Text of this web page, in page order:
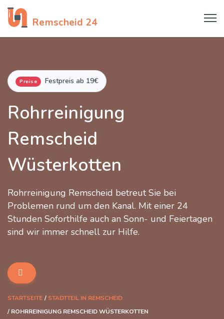
Remscheid 24
Preise Festpreis ab 19€
Rohrreinigung
Remscheid
Wüsterkotten
Rohrreinigung Remscheid betreut Sie bei
Problemen rund um den Kanal. Mit einer 24
Stunden Soforthilfe auch an Sonn- und Feiertagen
sind wir immer schnell zur Hilfe.
STARTSEITE
STADTTEIL IN REMSCHEID
ROHRREINIGUNG REMSCHEID WÜSTERKOTTEN